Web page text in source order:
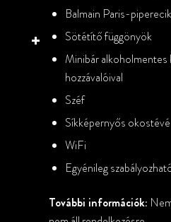
Balmain Paris-
Sötétítő függönyök
Minibár
hozzávalóival
Széf
Síkképernyős okostévé
WiFi
Egyénileg
További információk: